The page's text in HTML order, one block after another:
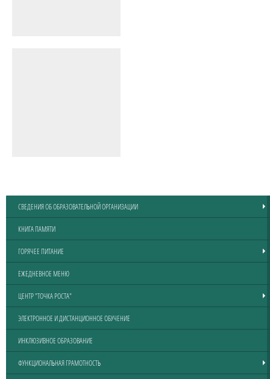
СВЕДЕНИЯ ОБ ОБРАЗОВАТЕЛЬНОЙ ОРГАНИЗАЦИИ
КНИГА ПАМЯТИ
ГОРЯЧЕЕ ПИТАНИЕ
ЕЖЕДНЕВНОЕ МЕНЮ
ЦЕНТР "ТОЧКА РОСТА"
ЭЛЕКТРОННОЕ И ДИСТАНЦИОННОЕ ОБУЧЕНИЕ
ИНКЛЮЗИВНОЕ ОБРАЗОВАНИЕ
ФУНКЦИОНАЛЬНАЯ ГРАМОТНОСТЬ